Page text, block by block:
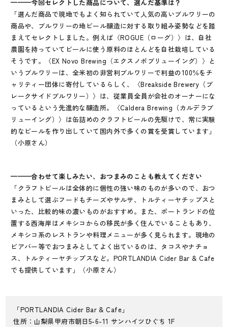
———今回セレクトした商品について、選んだ基準は？
「選んだ商品で現地でもよく知られていて人気の高いブルワリーの
商品や、ブルワリーの地ビール醸造に対する取り組み姿勢などを踏
まえてセレクトしました。例えば〈ROGUE（ローグ）〉は、自社
農園を持っていてビールに使う原料のほとんどを自社栽培している
そうです。〈EX Novo Brewing（エクスノボブリューイング）〉と
いうブルワリーは、全米初の非営利ブルワリーで利益の100％をチ
ャリティー団体に寄付しているらしく、〈Breakside Brewery（ブ
レークサイドブルワリー）〉は、従業員全員が会社のオーナーにな
っているという先進的な醸造所。〈Caldera Brewing（カルデラブ
リューイング）〉は缶詰めのクラフトビールの先駆けで、常に実験
的なビールを作り出していて国内外で多くの賞を受賞しています」
（小原さん）
———合わせて楽しみたい、おつまみのことも教えてください
「クラフトビールは全体的に個性の強い味のものが多いので、おつ
まみとして選ぶフードもチーズやサルサ、トルティーヤチップスと
いった、比較的味の濃いものがおすすめ。また、ポートランドの位
置する西海岸はメキシコからの移民が多く住んでいることもあり、
メキシコ系のレストランや料理メニューが多く見られます。現地の
ビアバー等でおつまみとしてよく出ているのは、タコスやナチョ
ス、トルティーヤチップスなど。PORTLANDIA Cider Bar & Cafe
でも提供しています」（小原さん）
「PORTLANDIA Cider Bar & Cafe」
住所：山梨県甲府市朝日5-6-11 サンハイツひぐち 1F